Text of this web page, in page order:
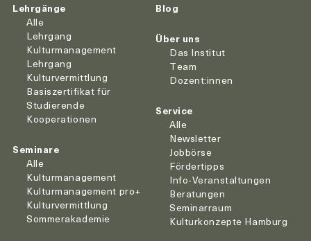
Lehrgänge
Alle
Lehrgang
Kulturmanagement
Lehrgang
Kulturvermittlung
Basiszertifikat für
Studierende
Kooperationen
Seminare
Alle
Kulturmanagement
Kulturmanagement pro+
Kulturvermittlung
Sommerakademie
Blog
Über uns
Das Institut
Team
Dozent:innen
Service
Alle
Newsletter
Jobbörse
Fördertipps
Info-Veranstaltungen
Beratungen
Seminarraum
Kulturkonzepte Hamburg